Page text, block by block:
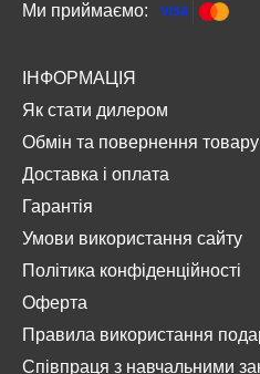
Ми приймаємо:
ІНФОРМАЦІЯ
Як стати дилером
Обмін та повернення товару
Доставка і оплата
Гарантія
Умови використання сайту
Політика конфіденційності
Оферта
Правила використання
Співпраця з навчальними